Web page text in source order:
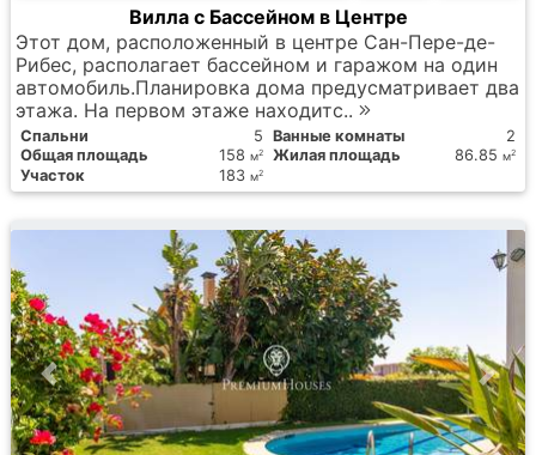
Вилла с Бассейном в Центре
Этот дом, расположенный в центре Сан-Пере-де-
Рибес, располагает бассейном и гаражом на один
автомобиль.Планировка дома предусматривает два
этажа. На первом этаже находитс..
Спальни 5 Ванные комнаты
2
Общая площадь
158 м2 Жилая площадь 86.85 м2
Участок 183 м2